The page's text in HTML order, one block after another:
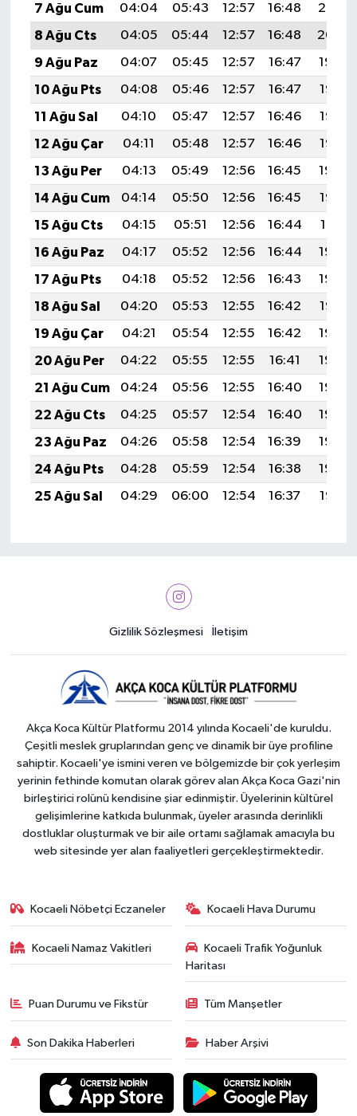
7 Ağu Cum
04:04 05:43 12:57 16:48
20:02
8 Ağu Cts
04:05 05:44 12:57 16:48
20:00
9 Ağu Paz
04:07 05:45 12:57 16:47
19:59
10 Ağu Pts
04:08 05:46 12:57 16:47
19:58
11 Ağu Sal
04:10 05:47 12:57 16:46
19:57
12 Ağu Çar
04:11 05:48 12:57 16:46
19:55
13 Ağu Per
04:13 05:49 12:56 16:45
19:54
14 Ağu Cum
04:14 05:50 12:56 16:45
19:53
15 Ağu Cts
04:15 05:51 12:56 16:44
19:51
16 Ağu Paz
04:17 05:52 12:56 16:44
19:50
17 Ağu Pts
04:18 05:52 12:56 16:43
19:49
18 Ağu Sal
04:20 05:53 12:55 16:42
19:47
19 Ağu Çar
04:21 05:54 12:55 16:42
19:46
20 Ağu Per
04:22 05:55 12:55 16:41
19:45
21 Ağu Cum
04:24 05:56 12:55 16:40
19:43
22 Ağu Cts
04:25 05:57 12:54 16:40
19:42
23 Ağu Paz
04:26 05:58 12:54 16:39
19:40
24 Ağu Pts
04:28 05:59 12:54 16:38
19:39
25 Ağu Sal
04:29 06:00 12:54 16:37 19:37
Gizlilik Sözleşmesi İletişim
Akça Koca Kültür Platformu 2014 yılında Kocaeli'de kuruldu.
Çeşitli meslek gruplarından genç ve dinamik bir üye profiline
sahiptir. Kocaeli'ye ismini veren ve bölgemizde bir çok yerleşim
yerinin fethinde komutan olarak görev alan Akça Koca Gazi'nin
birleştirici rolünü kendisine şiar edinmiştir. Üyelerinin kültürel
gelişimlerine katkıda bulunmak, üyeler arasında derinlikli
dostluklar oluşturmak ve bir aile ortamı sağlamak amacıyla bu
web sitesinde yer alan faaliyetleri gerçekleştirmektedir.
Kocaeli Nöbetçi Eczaneler Kocaeli Hava Durumu
Kocaeli Namaz Vakitleri
Kocaeli Trafik Yoğunluk
Haritası
Puan Durumu ve Fikstür Tüm Manşetler
Son Dakika Haberleri Haber Arşivi